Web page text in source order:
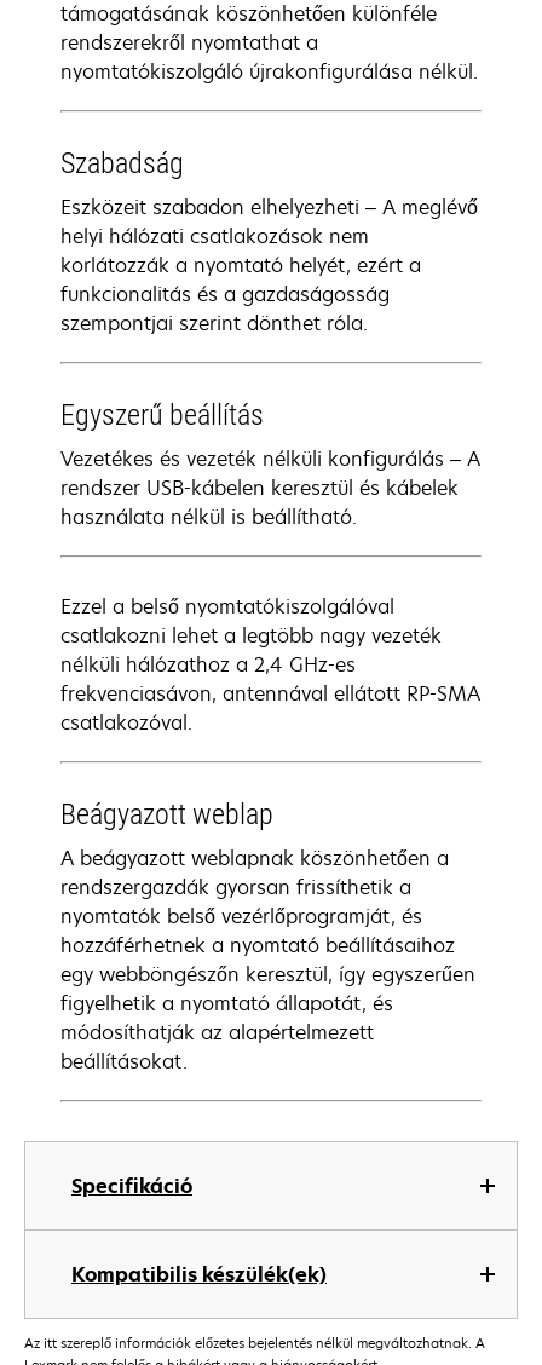
Specifikáció
Kompatibilis készülék(ek)
támogatásának köszönhetően különféle
rendszerekről nyomtathat a
nyomtatókiszolgáló újrakonfigurálása nélkül.
Szabadság
Eszközeit szabadon elhelyezheti – A meglévő
helyi hálózati csatlakozások nem
korlátozzák a nyomtató helyét, ezért a
funkcionalitás és a gazdaságosság
szempontjai szerint dönthet róla.
Egyszerű beállítás
Vezetékes és vezeték nélküli konfigurálás – A
rendszer USB-kábelen keresztül és kábelek
használata nélkül is beállítható.
Ezzel a belső nyomtatókiszolgálóval
csatlakozni lehet a legtöbb nagy vezeték
nélküli hálózathoz a 2,4 GHz-es
frekvenciasávon, antennával ellátott RP-SMA
csatlakozóval.
Beágyazott weblap
A beágyazott weblapnak köszönhetően a
rendszergazdák gyorsan frissíthetik a
nyomtatók belső vezérlőprogramját, és
hozzáférhetnek a nyomtató beállításaihoz
egy webböngészőn keresztül, így egyszerűen
figyelhetik a nyomtató állapotát, és
módosíthatják az alapértelmezett
beállításokat.
Az itt szereplő információk előzetes bejelentés nélkül megváltozhatnak. A